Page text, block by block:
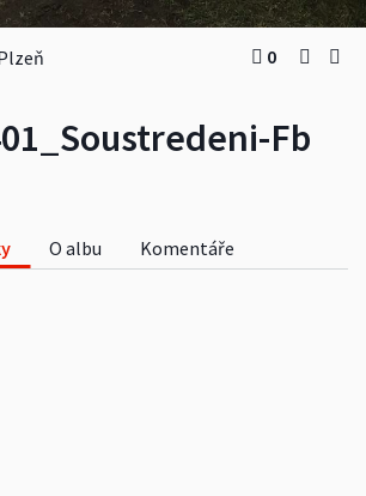
Fb
0
O albu Komentáře